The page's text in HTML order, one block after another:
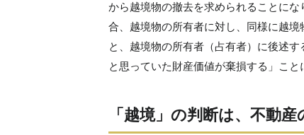
から越境物の撤去を求められることに
合、越境物の所有者に対し、同様に越
と、越境物の所有者（占有者）に後述
と思っていた財産価値が棄損する」こと
「越境」の判断は、不動